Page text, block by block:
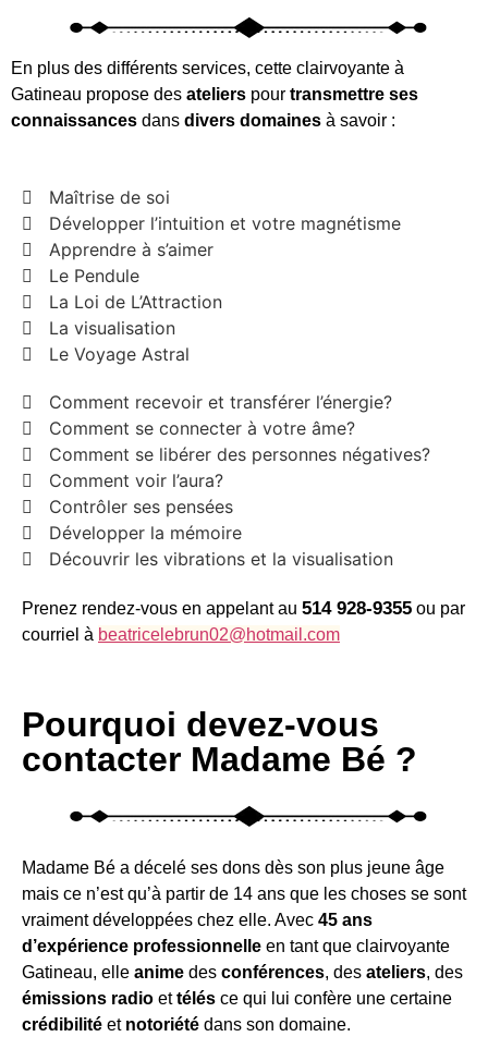
En plus des différents services, cette clairvoyante à
Gatineau propose des ateliers pour transmettre ses
connaissances dans divers domaines à savoir :
Maîtrise de soi
Développer l’intuition et votre magnétisme
Apprendre à s’aimer
Le Pendule
La Loi de L’Attraction
La visualisation
Le Voyage Astral
Comment recevoir et transférer l’énergie?
Comment se connecter à votre âme?
Comment se libérer des personnes négatives?
Comment voir l’aura?
Contrôler ses pensées
Développer la mémoire
Découvrir les vibrations et la visualisation
Prenez rendez-vous en appelant au 514 928-9355 ou par
courriel à beatricelebrun02@hotmail.com
Pourquoi devez-vous
contacter Madame Bé ?
Madame Bé a décelé ses dons dès son plus jeune âge
mais ce n’est qu’à partir de 14 ans que les choses se sont
vraiment développées chez elle. Avec 45 ans
d’expérience professionnelle en tant que clairvoyante
Gatineau, elle anime des conférences, des ateliers, des
émissions radio ettélés ce qui lui confère une certaine
crédibilité et notoriété dans son domaine.